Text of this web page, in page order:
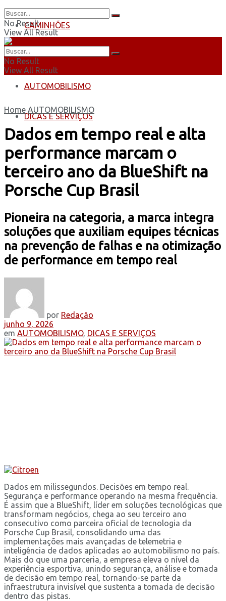
CAMINHÕES
ÔNIBUS
AUTOMOBILISMO
DICAS E SERVIÇOS
No Result
View All Result
No Result
View All Result
Home AUTOMOBILISMO
Dados em tempo real e alta
performance marcam o
terceiro ano da BlueShift na
Porsche Cup Brasil
Pioneira na categoria, a marca integra
soluções que auxiliam equipes técnicas
na prevenção de falhas e na otimização
de performance em tempo real
por Redação
junho 9, 2026
em AUTOMOBILISMO, DICAS E SERVIÇOS
Dados em milissegundos. Decisões em tempo real.
Segurança e performance operando na mesma frequência.
É assim que a BlueShift, líder em soluções tecnológicas que
transformam negócios, chega ao seu terceiro ano
consecutivo como parceira oficial de tecnologia da
Porsche Cup Brasil, consolidando uma das
implementações mais avançadas de telemetria e
inteligência de dados aplicadas ao automobilismo no país.
Mais do que uma parceria, a empresa eleva o nível da
experiência esportiva, unindo segurança, análise e tomada
de decisão em tempo real, tornando-se parte da
infraestrutura invisível que sustenta a tomada de decisão
dentro das pistas.